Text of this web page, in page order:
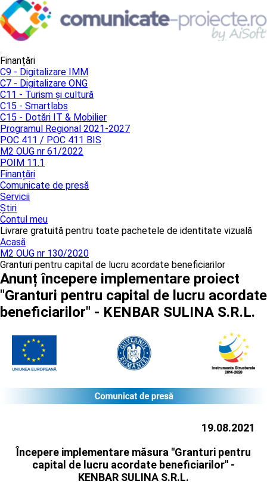
Finanțări
C9 - Digitalizare IMM
C7 - Digitalizare ONG
C11 - Turism și cultură
C15 - Smartlabs
C15 - Dotări IT & Mobilier
Programul Regional 2021-2027
POC 411 / POC 411 BIS
M2 OUG nr 61/2022
POIM 11.1
Finanțări
Comunicate de presă
Servicii
Știri
Contul meu
Livrare gratuită pentru toate pachetele de identitate vizuală
Acasă
M2 OUG nr 130/2020
Granturi pentru capital de lucru acordate beneficiarilor
Anunț începere implementare proiect
"Granturi pentru capital de lucru acordate
beneficiarilor" - KENBAR SULINA S.R.L.
19.08.2021
Începere implementare măsura "Granturi pentru
capital de lucru acordate beneficiarilor" -
KENBAR SULINA S.R.L.